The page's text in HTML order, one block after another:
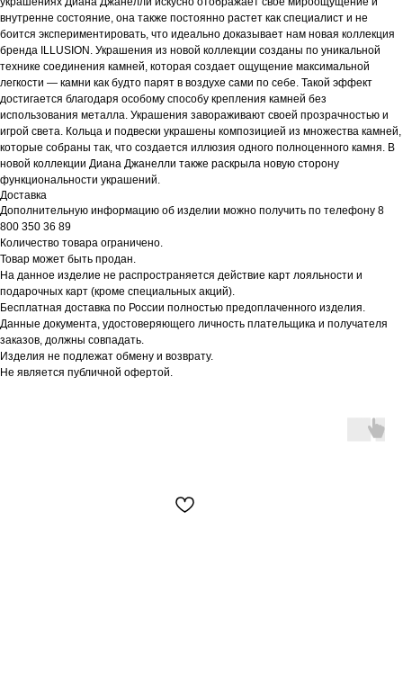
внутренне состояние, она также постоянно растет как специалист и не
боится экспериментировать, что идеально доказывает нам новая коллекция
бренда ILLUSION. Украшения из новой коллекции созданы по уникальной
технике соединения камней, которая создает ощущение максимальной
легкости — камни как будто парят в воздухе сами по себе. Такой эффект
достигается благодаря особому способу крепления камней без
использования металла. Украшения завораживают своей прозрачностью и
игрой света. Кольца и подвески украшены композицией из множества камней,
которые собраны так, что создается иллюзия одного полноценного камня. В
новой коллекции Диана Джанелли также раскрыла новую сторону
функциональности украшений.
Доставка
Дополнительную информацию об изделии можно получить по телефону 8
800 350 36 89
Количество товара ограничено.
Товар может быть продан.
На данное изделие не распространяется действие карт лояльности и
подарочных карт (кроме специальных акций).
Бесплатная доставка по России полностью предоплаченного изделия.
Данные документа, удостоверяющего личность плательщика и получателя
заказов, должны совпадать.
Изделия не подлежат обмену и возврату.
Не является публичной офертой.